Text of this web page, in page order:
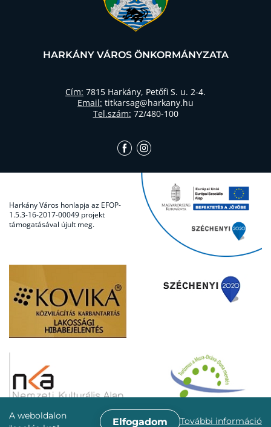
A weboldalon
Elfogadom További információ
HARKÁNY VÁROS ÖNKORMÁNYZATA
Cím: 7815 Harkány, Petőfi S. u. 2-4.
Email: titkarsag@harkany.hu
Tel.szám: 72/480-100
Harkány Város honlapja az EFOP-
1.5.3-16-2017-00049 projekt
támogatásával újult meg.